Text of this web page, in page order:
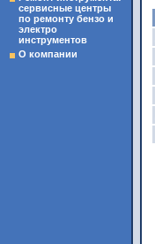
сервисные центры
по ремонту бензо и
электро
инструментов
О компании